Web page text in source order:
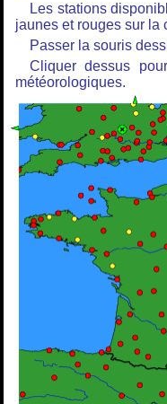
Les stations
jaunes et rouges sur la
Passer la souris
Cliquer dessus
météorologiques.